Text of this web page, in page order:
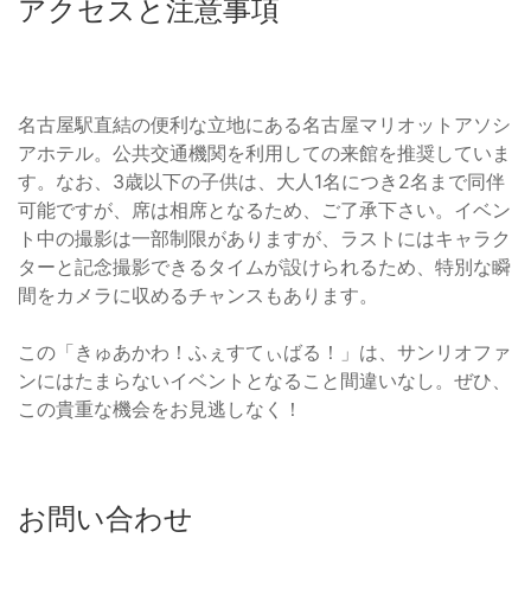
アクセスと注意事項
名古屋駅直結の便利な立地にある名古屋マリオットアソシ
アホテル。公共交通機関を利用しての来館を推奨していま
す。なお、3歳以下の子供は、大人1名につき2名まで同伴
可能ですが、席は相席となるため、ご了承下さい。イベン
ト中の撮影は一部制限がありますが、ラストにはキャラク
ターと記念撮影できるタイムが設けられるため、特別な瞬
間をカメラに収めるチャンスもあります。
この「きゅあかわ！ふぇすてぃばる！」は、サンリオファ
ンにはたまらないイベントとなること間違いなし。ぜひ、
この貴重な機会をお見逃しなく！
お問い合わせ